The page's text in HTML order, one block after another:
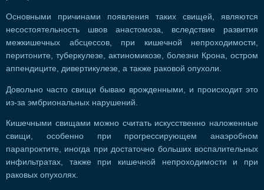
Основными причинами появления таких свищей, являются
несостоятельность швов анастомоза, вследствие развития
межкишечных абсцессов, при кишечной непроходимости,
перитоните, туберкулезе, актиномикозе, болезни Крона, остром
аппендиците, дивертикулезе, а также раковой опухоли.
Довольно часто свищи бываю врожденными, и происходит это
из-за эмбриональных нарушений.
Кишечными свищами можно считать искусственно наложенные
свищи, особенно при прогрессирующем анаэробном
парапроктите, иногда при достаточно больших воспалительных
инфильтратах, также при кишечной непроходимости и при
раковых опухолях.